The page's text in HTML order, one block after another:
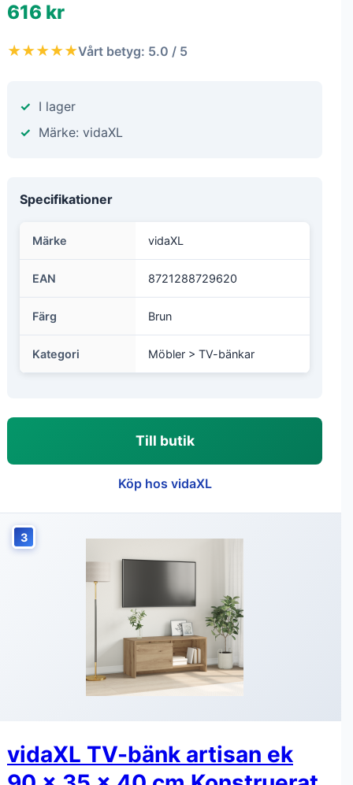
616 kr
★★★★★Vårt betyg: 5.0 / 5
I lager
Märke: vidaXL
Specifikationer
Märke vidaXL
EAN 8721288729620
Färg Brun
Kategori Möbler > TV-bänkar
Till butik
Köp hos vidaXL
3
vidaXL TV-bänk artisan ek